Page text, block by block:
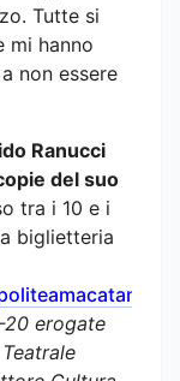
Tutte si
mi hanno
non essere
Ranucci
del suo
tra i 10 e i
biglietteria
20 erogate